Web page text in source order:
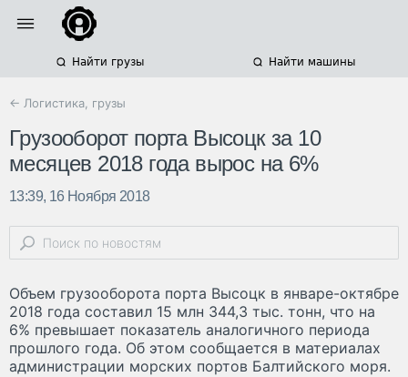
Найти грузы Найти машины
← Логистика, грузы
Грузооборот порта Высоцк за 10
месяцев 2018 года вырос на 6%
13:39, 16 Ноября 2018
Объем грузооборота порта Высоцк в январе-октябре
2018 года составил 15 млн 344,3 тыс. тонн, что на
6% превышает показатель аналогичного периода
прошлого года. Об этом сообщается в материалах
администрации морских портов Балтийского моря.